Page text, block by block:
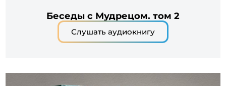
Беседы с Мудрецом. том 2
Слушать аудиокнигу